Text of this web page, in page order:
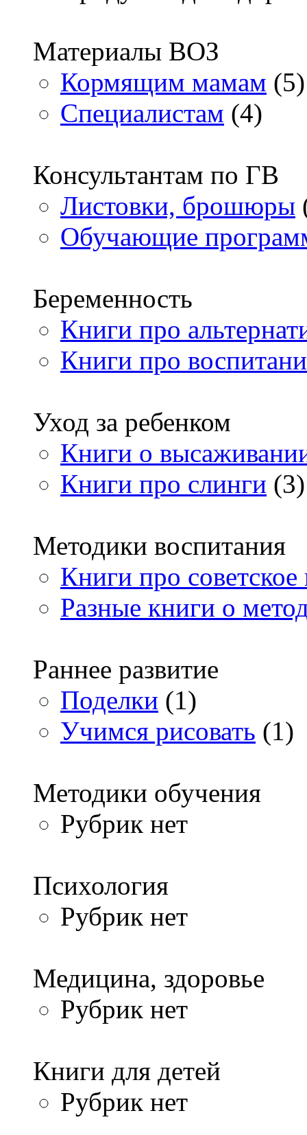
Материалы ВОЗ
Кормящим мамам (5)
Специалистам (4)
Консультантам по ГВ
Листовки, брошюры
Обучающие
Беременность
Книги про
Книги про
Уход за ребенком
Книги о
Книги про слинги (3)
Методики воспитания
Книги про советское
Разные книги о
Раннее развитие
Поделки (1)
Учимся рисовать (1)
Методики обучения
Рубрик нет
Психология
Рубрик нет
Медицина, здоровье
Рубрик нет
Книги для детей
Рубрик нет